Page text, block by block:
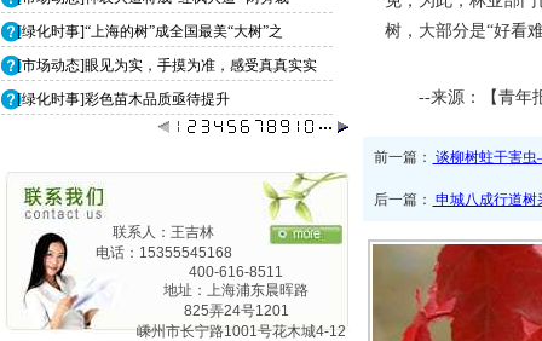
[绿化时事]“上海的树”成全国最美“大树”之
[市场动态]眼见为实，手摸为准，感受真真实实
[绿化时事]彩色苗木品质亟待提升
联系人：王吉林
电话：15355545168
400-616-8511
地址：上海浦东晨晖路
825弄24号1201
嵊州市长宁路1001号花木城4-12
树，大部分是“好看
--来源：【青年
前一篇： 谈柳树蛀干害
后一篇： 申城八成行道树